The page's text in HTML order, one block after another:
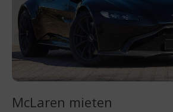
McLaren mieten